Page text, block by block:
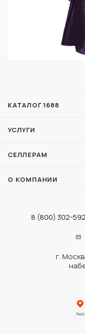
КАТАЛОГ 1688
УСЛУГИ
СЕЛЛЕРАМ
О КОМПАНИИ
8 (800) 302-
г.